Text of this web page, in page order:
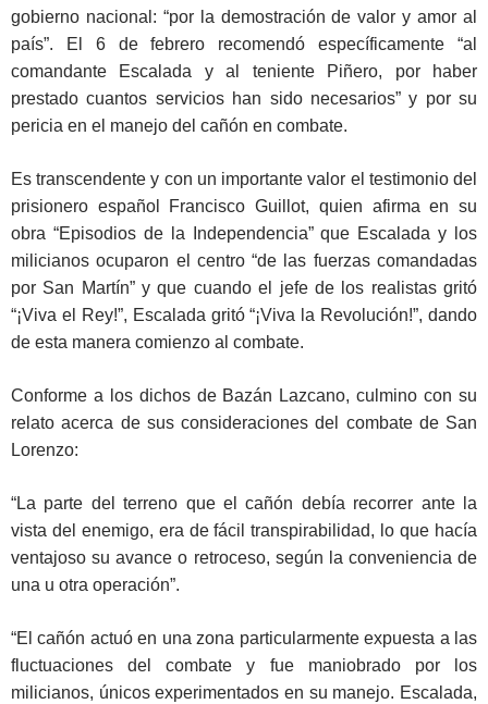
gobierno nacional: “por la demostración de valor y amor al
país”. El 6 de febrero recomendó específicamente “al
comandante Escalada y al teniente Piñero, por haber
prestado cuantos servicios han sido necesarios” y por su
pericia en el manejo del cañón en combate.
Es transcendente y con un importante valor el testimonio del
prisionero español Francisco Guillot, quien afirma en su
obra “Episodios de la Independencia” que Escalada y los
milicianos ocuparon el centro “de las fuerzas comandadas
por San Martín” y que cuando el jefe de los realistas gritó
“¡Viva el Rey!”, Escalada gritó “¡Viva la Revolución!”, dando
de esta manera comienzo al combate.
Conforme a los dichos de Bazán Lazcano, culmino con su
relato acerca de sus consideraciones del combate de San
Lorenzo:
“La parte del terreno que el cañón debía recorrer ante la
vista del enemigo, era de fácil transpirabilidad, lo que hacía
ventajoso su avance o retroceso, según la conveniencia de
una u otra operación”.
“El cañón actuó en una zona particularmente expuesta a las
fluctuaciones del combate y fue maniobrado por los
milicianos, únicos experimentados en su manejo. Escalada,